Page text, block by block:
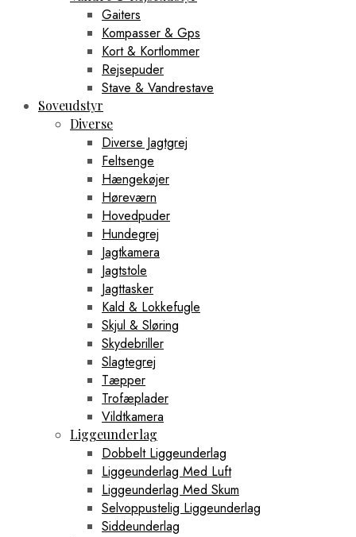
Gaiters
Kompasser & Gps
Kort & Kortlommer
Rejsepuder
Stave & Vandrestave
Soveudstyr
Diverse
Diverse Jagtgrej
Feltsenge
Hængekøjer
Høreværn
Hovedpuder
Hundegrej
Jagtkamera
Jagtstole
Jagttasker
Kald & Lokkefugle
Skjul & Sløring
Skydebriller
Slagtegrej
Tæpper
Trofæplader
Vildtkamera
Liggeunderlag
Dobbelt Liggeunderlag
Liggeunderlag Med Luft
Liggeunderlag Med Skum
Selvoppustelig Liggeunderlag
Siddeunderlag